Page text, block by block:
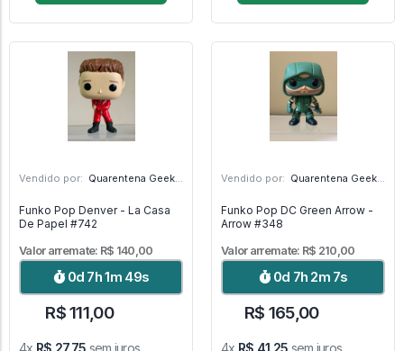
Vendido por: Quarentena Geek Store - SP
Funko Pop Denver - La Casa
De Papel #742
Valor arremate: R$ 140,00
0d 7h 1m 48s
R$ 111,00
4x R$ 27,75 sem juros
Vendido por: Quarentena Geek Store - SP
Funko Pop DC Green Arrow -
Arrow #348
Valor arremate: R$ 210,00
0d 7h 2m 6s
R$ 165,00
4x R$ 41,25 sem juros